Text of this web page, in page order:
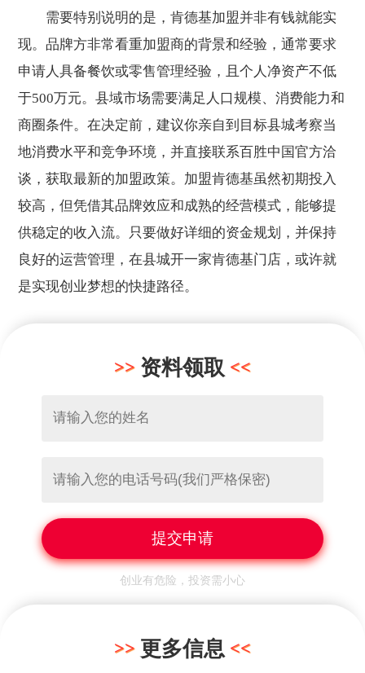
需要特别说明的是，肯德基加盟并非有钱就能实
现。品牌方非常看重加盟商的背景和经验，通常要求
申请人具备餐饮或零售管理经验，且个人净资产不低
于500万元。县域市场需要满足人口规模、消费能力和
商圈条件。在决定前，建议你亲自到目标县城考察当
地消费水平和竞争环境，并直接联系百胜中国官方洽
谈，获取最新的加盟政策。加盟肯德基虽然初期投入
较高，但凭借其品牌效应和成熟的经营模式，能够提
供稳定的收入流。只要做好详细的资金规划，并保持
良好的运营管理，在县城开一家肯德基门店，或许就
是实现创业梦想的快捷路径。
资料领取
创业有危险，投资需小心
更多信息